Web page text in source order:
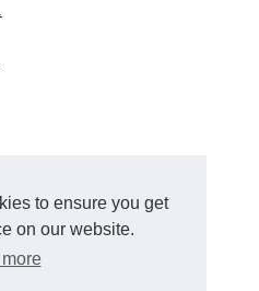
to ensure you get
on our website.